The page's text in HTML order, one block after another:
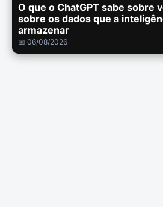
O que o ChatGPT sabe sobre
sobre os dados que a
armazenar
📅 06/08/2026